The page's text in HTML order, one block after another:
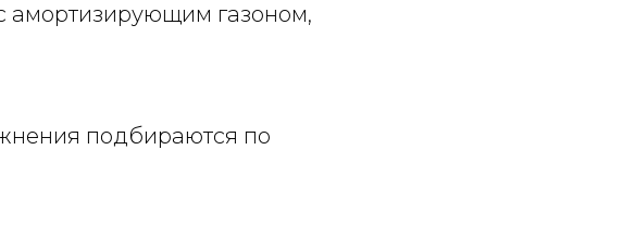
амортизирующим газоном,
подбираются по